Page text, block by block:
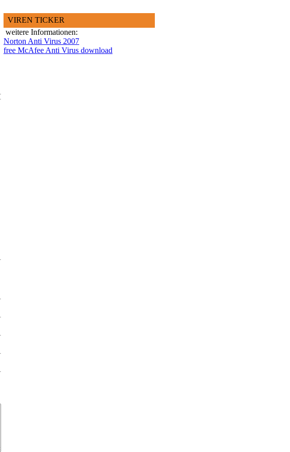
VIREN TICKER
weitere Informationen:
Norton Anti Virus 2007
free McAfee Anti Virus download